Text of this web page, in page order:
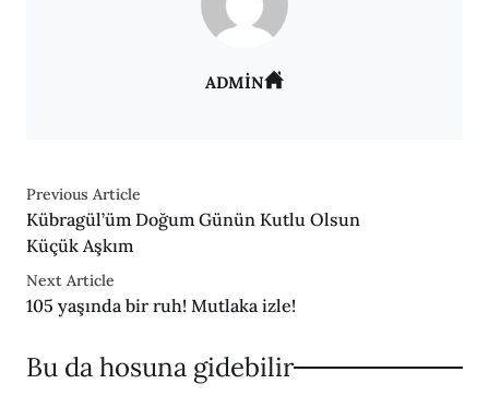
ADMIN
Previous Article
Kübragül’üm Doğum Günün Kutlu Olsun
Küçük Aşkım
Next Article
105 yaşında bir ruh! Mutlaka izle!
Bu da hosuna gidebilir